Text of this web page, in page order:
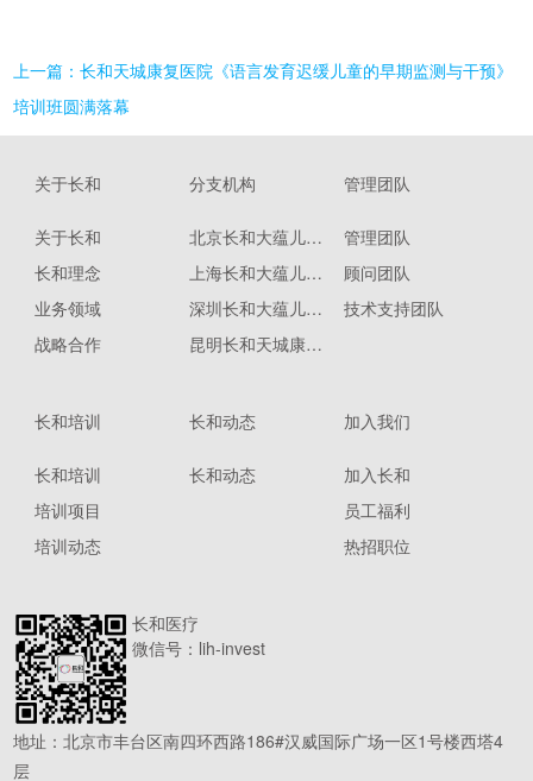
上一篇：长和天城康复医院《语言发育迟缓儿童的早期监测与干预》
培训班圆满落幕
关于长和
关于长和
长和理念
业务领域
战略合作
分支机构
北京长和大蕴儿科诊所
上海长和大蕴儿科门诊部
深圳长和大蕴儿童康复门诊部
昆明长和天城康复医院
管理团队
管理团队
顾问团队
技术支持团队
长和培训
长和培训
培训项目
培训动态
长和动态
长和动态
加入我们
加入长和
员工福利
热招职位
长和医疗
微信号：lih-invest
地址：北京市丰台区南四环西路186#汉威国际广场一区1号楼西塔4
层